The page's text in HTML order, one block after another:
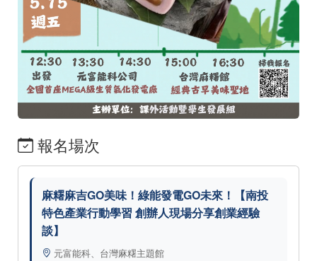
報名場次
麻糬麻吉GO美味！綠能發電GO未來！【南投
特色產業行動學習 創辦人現場分享創業經驗
談】
元富能科、台灣麻糬主題館